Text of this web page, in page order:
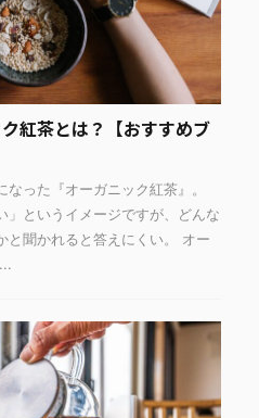
紅茶とは？【おすすめブ
った『オーガニック紅茶』。
」というイメージですが、どんな
と聞かれると答えにくい。 オー